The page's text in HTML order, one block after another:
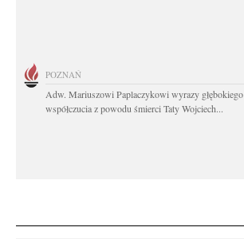
POZNAŃ
Adw. Mariuszowi Paplaczykowi wyrazy głębokiego
współczucia z powodu śmierci Taty Wojciech...